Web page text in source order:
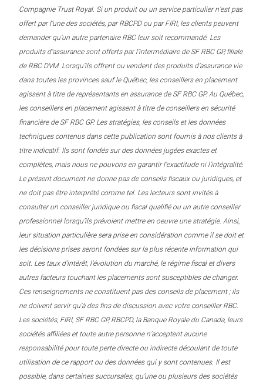
Compagnie Trust Royal. Si un produit ou un service particulier n’est pas
offert par l’une des sociétés, par RBCPD ou par FIRI, les clients peuvent
demander qu’un autre partenaire RBC leur soit recommandé. Les
produits d’assurance sont offerts par l’intermédiaire de SF RBC GP, filiale
de RBC DVM. Lorsqu’ils offrent ou vendent des produits d’assurance vie
dans toutes les provinces sauf le Québec, les conseillers en placement
agissent à titre de représentants en assurance de SF RBC GP. Au Québec,
les conseillers en placement agissent à titre de conseillers en sécurité
financière de SF RBC GP. Les stratégies, les conseils et les données
techniques contenus dans cette publication sont fournis à nos clients à
titre indicatif. Ils sont fondés sur des données jugées exactes et
complètes, mais nous ne pouvons en garantir l’exactitude ni l’intégralité.
Le présent document ne donne pas de conseils fiscaux ou juridiques, et
ne doit pas être interprété comme tel. Les lecteurs sont invités à
consulter un conseiller juridique ou fiscal qualifié ou un autre conseiller
professionnel lorsqu’ils prévoient mettre en oeuvre une stratégie. Ainsi,
leur situation particulière sera prise en considération comme il se doit et
les décisions prises seront fondées sur la plus récente information qui
soit. Les taux d’intérêt, l’évolution du marché, le régime fiscal et divers
autres facteurs touchant les placements sont susceptibles de changer.
Ces renseignements ne constituent pas des conseils de placement ; ils
ne doivent servir qu’à des fins de discussion avec votre conseiller RBC.
Les sociétés, FIRI, SF RBC GP, RBCPD, la Banque Royale du Canada, leurs
sociétés affiliées et toute autre personne n’acceptent aucune
responsabilité pour toute perte directe ou indirecte découlant de toute
utilisation de ce rapport ou des données qui y sont contenues. Il est
possible, dans certaines succursales, qu’une ou plusieurs des sociétés